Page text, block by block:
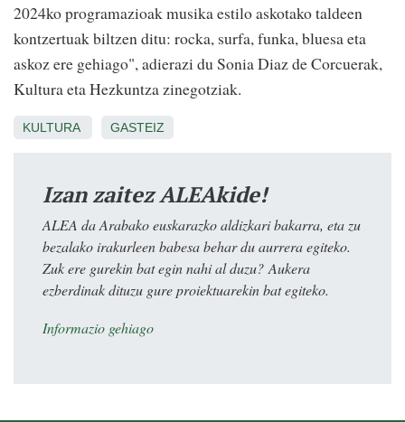
2024ko programazioak musika estilo askotako taldeen
kontzertuak biltzen ditu: rocka, surfa, funka, bluesa eta
askoz ere gehiago", adierazi du Sonia Diaz de Corcuerak,
Kultura eta Hezkuntza zinegotziak.
KULTURA GASTEIZ
Izan zaitez ALEAkide!
ALEA da Arabako euskarazko aldizkari bakarra, eta zu
bezalako irakurleen babesa behar du aurrera egiteko.
Zuk ere gurekin bat egin nahi al duzu? Aukera
ezberdinak dituzu gure proiektuarekin bat egiteko.
Informazio gehiago